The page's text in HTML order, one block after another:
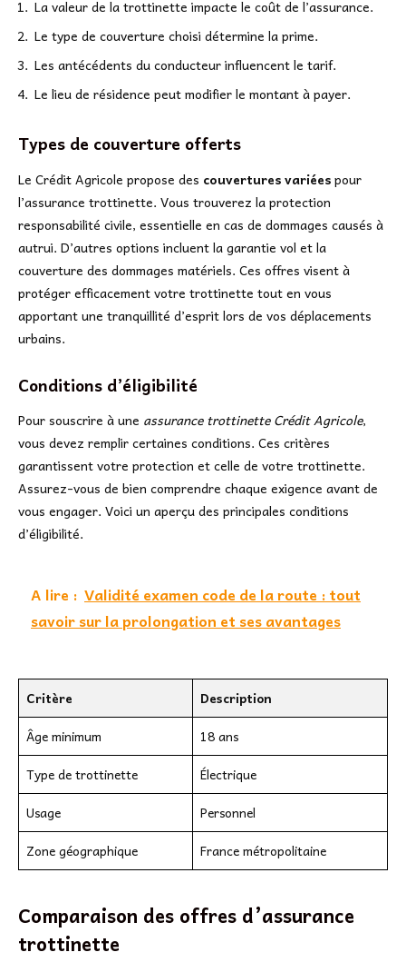
La valeur de la trottinette impacte le coût de l’assurance.
Le type de couverture choisi détermine la prime.
Les antécédents du conducteur influencent le tarif.
Le lieu de résidence peut modifier le montant à payer.
Types de couverture offerts
Le Crédit Agricole propose des couvertures variéespour
l’assurance trottinette. Vous trouverez la protection
responsabilité civile, essentielle en cas de dommages causés à
autrui. D’autres options incluent la garantie vol et la
couverture des dommages matériels. Ces offres visent à
protéger efficacement votre trottinette tout en vous
apportant une tranquillité d’esprit lors de vos déplacements
urbains.
Conditions d’éligibilité
Pour souscrire à une assurance trottinette Crédit Agricole,
vous devez remplir certaines conditions. Ces critères
garantissent votre protection et celle de votre trottinette.
Assurez-vous de bien comprendre chaque exigence avant de
vous engager. Voici un aperçu des principales conditions
d’éligibilité.
A lire : Validité examen code de la route : tout
savoir sur la prolongation et ses avantages
Critère
Description
Âge minimum
18 ans
Type de trottinette
Électrique
Usage
Personnel
Zone géographique
France métropolitaine
Comparaison des offres d’assurance
trottinette